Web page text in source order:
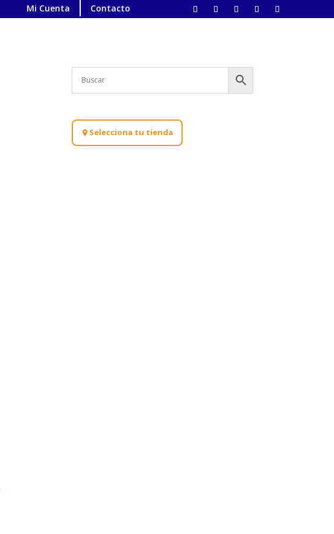
Mi Cuenta Contacto
Selecciona tu tienda